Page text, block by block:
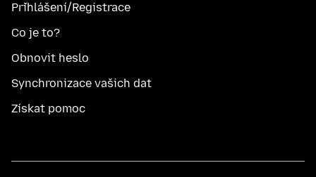
Přihlášení/Registrace
Co je to?
Obnovit heslo
Synchronizace vašich dat
Získat pomoc